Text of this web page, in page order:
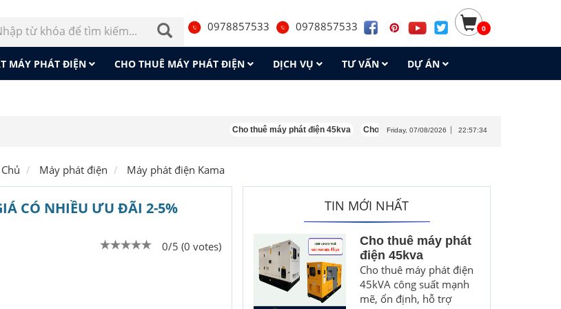
0978857533 0978857533 0
MÁY PHÁT ĐIỆN CHO THUÊ MÁY PHÁT ĐIỆN DỊCH VỤ TƯ VẤN DỰ ÁN
Cho thuê máy phát điện 45kva Cho thuê máy phát điện 30kva Cho thuê máy phát
Friday, 07/08/2026 22:57:35
Máy phát điện Máy phát điện Kama
CÓ NHIỀU ƯU ĐÃI 2-5%
0/5 (0 votes)
TIN MỚI NHẤT
Cho thuê máy phát
điện 45kva
Cho thuê máy phát điện
45kVA công suất mạnh
mẽ, ổn định, hỗ trợ